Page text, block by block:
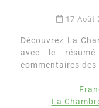
17 Août
Découvrez La
avec le
commentaires
La